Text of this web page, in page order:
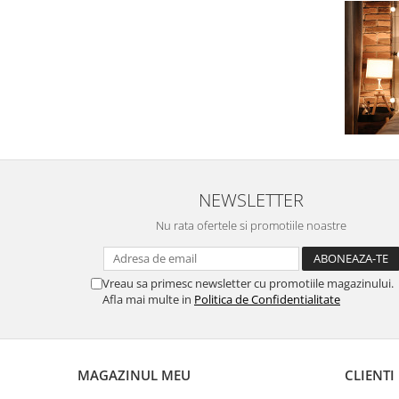
NEWSLETTER
Nu rata ofertele si promotiile noastre
Vreau sa primesc newsletter cu promotiile magazinului.
Afla mai multe in Politica de Confidentialitate
MAGAZINUL MEU CLIENTI